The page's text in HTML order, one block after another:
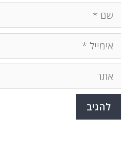
שם
אימייל
אתר